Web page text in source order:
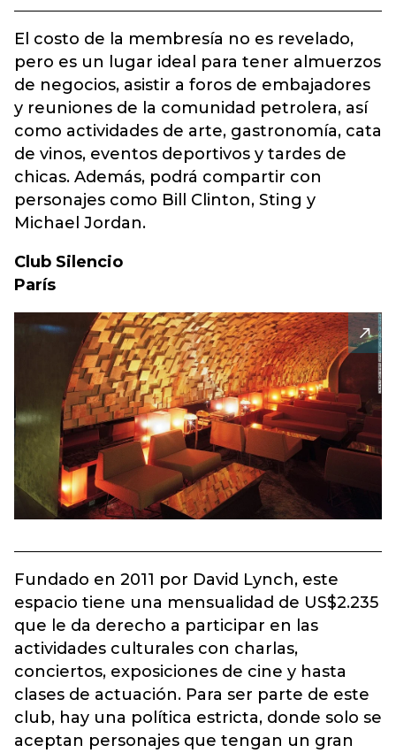
El costo de la membresía no es revelado,
pero es un lugar ideal para tener almuerzos
de negocios, asistir a foros de embajadores
y reuniones de la comunidad petrolera, así
como actividades de arte, gastronomía, cata
de vinos, eventos deportivos y tardes de
chicas. Además, podrá compartir con
personajes como Bill Clinton, Sting y
Michael Jordan.
Club Silencio
París
Fundado en 2011 por David Lynch, este
espacio tiene una mensualidad de US$2.235
que le da derecho a participar en las
actividades culturales con charlas,
conciertos, exposiciones de cine y hasta
clases de actuación. Para ser parte de este
club, hay una política estricta, donde solo se
aceptan personajes que tengan un gran